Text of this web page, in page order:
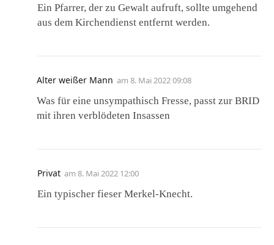
Ein Pfarrer, der zu Gewalt aufruft, sollte umgehend
aus dem Kirchendienst entfernt werden.
Alter weißer Mann am 8. Mai 2022 09:08
Was für eine unsympathisch Fresse, passt zur BRID
mit ihren verblödeten Insassen
Privat am 8. Mai 2022 12:00
Ein typischer fieser Merkel-Knecht.